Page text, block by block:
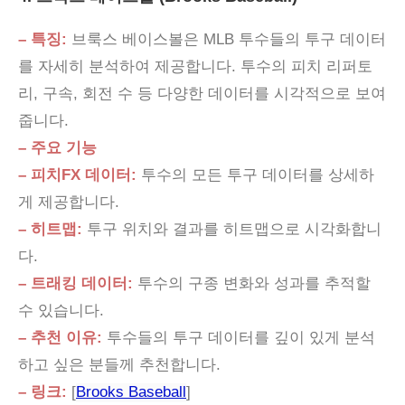
– 특징: 브룩스 베이스볼은 MLB 투수들의 투구 데이터
를 자세히 분석하여 제공합니다. 투수의 피치 리퍼토
리, 구속, 회전 수 등 다양한 데이터를 시각적으로 보여
줍니다.
– 주요 기능
– 피치FX 데이터: 투수의 모든 투구 데이터를 상세하
게 제공합니다.
– 히트맵: 투구 위치와 결과를 히트맵으로 시각화합니
다.
– 트래킹 데이터: 투수의 구종 변화와 성과를 추적할
수 있습니다.
– 추천 이유: 투수들의 투구 데이터를 깊이 있게 분석
하고 싶은 분들께 추천합니다.
– 링크: [Brooks Baseball ]